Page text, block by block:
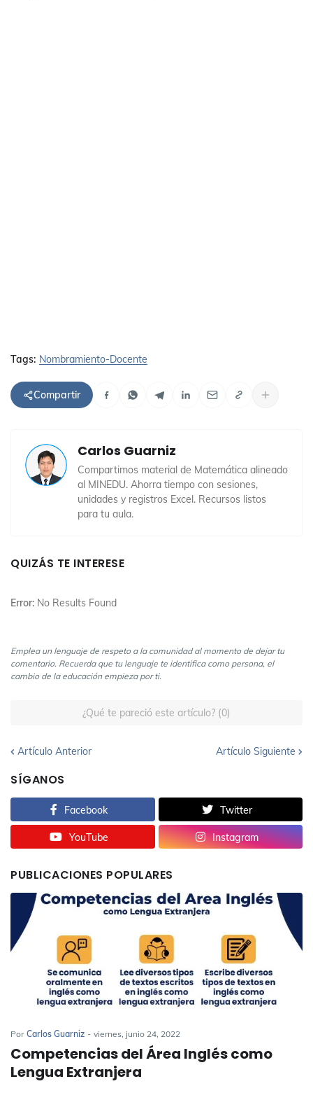
Tags: Nombramiento-Docente
Compartir
Carlos Guarniz
Compartimos material de Matemática alineado
al MINEDU. Ahorra tiempo con sesiones,
unidades y registros Excel. Recursos listos
para tu aula.
QUIZÁS TE INTERESE
Error: No Results Found
Emplea un lenguaje de respeto a la comunidad al momento de dejar tu
comentario. Recuerda que tu lenguaje te identifica como persona, el
cambio de la educación empieza por ti.
¿Qué te pareció este artículo? (0)
Artículo Anterior Artículo Siguiente
SÍGANOS
Facebook Twitter
YouTube Instagram
PUBLICACIONES POPULARES
Por Carlos Guarniz - viernes, junio 24, 2022
Competencias del Área Inglés como
Lengua Extranjera